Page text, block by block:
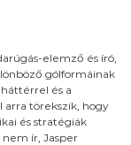
elemző és író,
gólformáinak
és a
törekszik, hogy
és stratégiák
ír, Jasper